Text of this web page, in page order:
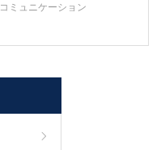
コミュニケーション